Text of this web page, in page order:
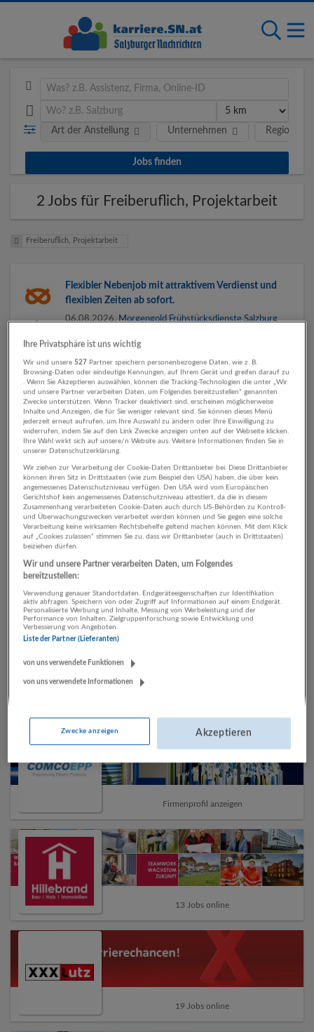
Art der Anstellung Unternehmen Region
2 Jobs für Freiberuflich, Projektarbeit
Freiberuflich, Projektarbeit
Flexibler Nebenjob mit attraktivem Verdienst und
flexiblen Zeiten ab sofort.
06.08.2026, Morgengold Frühstücksdienste Salzburg
Nebenjob als (selbstständiger) Logistikpartner –
zuverlässige Personen willkommen!
06.08.2026, Morgengold Frühstücksdienste Salzburg
Salzburg
Automatisch neue Jobs per E-Mail erhalten?
Jetzt Suchagent aktivieren!
Top-Arbeitgeber
Firmenprofil anzeigen
13 Jobs online
19 Jobs online
Ihre Privatsphäre ist uns wichtig
Wir und unsere527 Partner speichern personenbezogene Daten, wie z. B.
Browsing-Daten oder eindeutige Kennungen, auf Ihrem Gerät und greifen darauf zu
. Wenn Sie Akzeptieren auswählen, können die Tracking-Technologien die unter „Wir
und unsere Partner verarbeiten Daten, um Folgendes bereitzustellen“ genannten
Zwecke unterstützen. Wenn Tracker deaktiviert sind, erscheinen möglicherweise
Inhalte und Anzeigen, die für Sie weniger relevant sind. Sie können dieses Menü
jederzeit erneut aufrufen, um Ihre Auswahl zu ändern oder Ihre Einwilligung zu
widerrufen, indem Sie auf den Link Zwecke anzeigen unten auf der Webseite klicken.
Ihre Wahl wirkt sich auf unsere/n Website aus. Weitere Informationen finden Sie in
unserer Datenschutzerklärung.
Wir ziehen zur Verarbeitung der Cookie-Daten Drittanbieter bei. Diese Drittanbieter
können ihren Sitz in Drittstaaten (wie zum Beispiel den USA) haben, die über kein
angemessenes Datenschutzniveau verfügen. Den USA wird vom Europäischen
Gerichtshof kein angemessenes Datenschutzniveau attestiert, da die in diesem
Zusammenhang verarbeiteten Cookie-Daten auch durch US-Behörden zu Kontroll-
und Überwachungszwecken verarbeitet werden können und Sie gegen eine solche
Verarbeitung keine wirksamen Rechtsbehelfe geltend machen können. Mit dem Klick
auf „Cookies zulassen“ stimmen Sie zu, dass wir Drittanbieter (auch in Drittstaaten)
beiziehen dürfen.
Wir und unsere Partner verarbeiten Daten, um Folgendes
bereitzustellen:
Verwendung genauer Standortdaten. Endgeräteeigenschaften zur Identifikation
aktiv abfragen. Speichern von oder Zugriff auf Informationen auf einem Endgerät.
Personalisierte Werbung und Inhalte, Messung von Werbeleistung und der
Performance von Inhalten, Zielgruppenforschung sowie Entwicklung und
Verbesserung von Angeboten.
Liste der Partner (Lieferanten)
von uns verwendete Funktionen
von uns verwendete Informationen
Zwecke anzeigen Akzeptieren